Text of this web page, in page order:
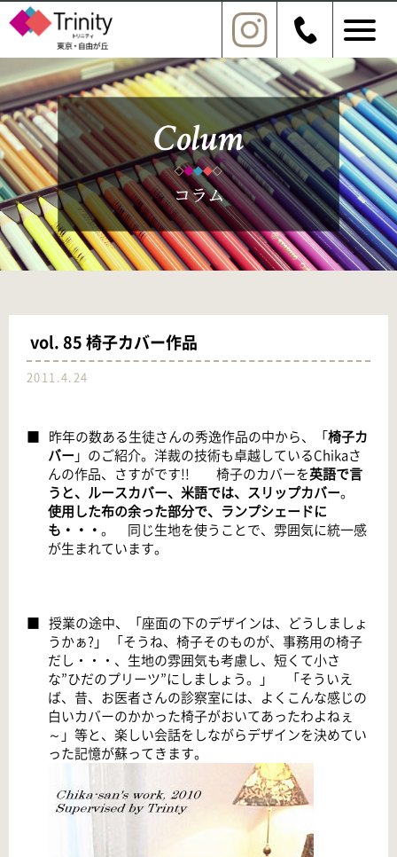
vol. 85 椅子カバー作品
2011.4.24
■ 昨年の数ある生徒さんの秀逸作品の中から、「椅子カ
バー 」のご紹介。洋裁の技術も卓越しているChikaさ
んの作品、さすがです!! 椅子のカバーを英語で言
うと、ルースカバー、米語では、スリップカバー。
使用した布の余った部分で、ランプシェードに
も・・・ 。 同じ生地を使うことで、雰囲気に統一感
が生まれています。
■ 授業の途中、「座面の下のデザインは、どうしましょ
うかぁ?」 「そうね、椅子そのものが、事務用の椅子
だし・・・、生地の雰囲気も考慮し、短くて小さ
な”ひだのプリーツ”にしましょう。」 「そういえ
ば、昔、お医者さんの診察室には、よくこんな感じの
白いカバーのかかった椅子がおいてあったわよねぇ
～」等と、楽しい会話をしながらデザインを決めてい
った記憶が蘇ってきます。